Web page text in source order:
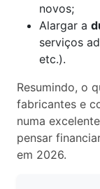
novos;
Alargar a
serviços
etc.).
Resumindo, o
fabricantes e
numa
pensar
em 2026.